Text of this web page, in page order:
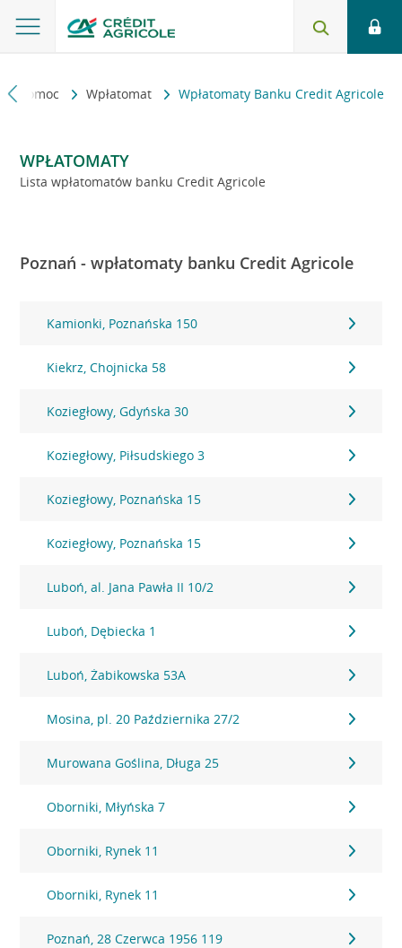
i pomoc Wpłatomat Wpłatomaty Banku Credit Agricole
WPŁATOMATY
Lista wpłatomatów banku Credit Agricole
Poznań - wpłatomaty banku Credit Agricole
Kamionki, Poznańska 150
Kiekrz, Chojnicka 58
Koziegłowy, Gdyńska 30
Koziegłowy, Piłsudskiego 3
Koziegłowy, Poznańska 15
Koziegłowy, Poznańska 15
Luboń, al. Jana Pawła II 10/2
Luboń, Dębiecka 1
Luboń, Żabikowska 53A
Mosina, pl. 20 Października 27/2
Murowana Goślina, Długa 25
Oborniki, Młyńska 7
Oborniki, Rynek 11
Oborniki, Rynek 11
Poznań, 28 Czerwca 1956 119